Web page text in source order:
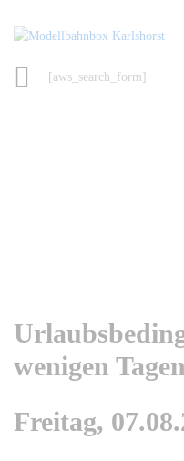
[aws_search_form]
wenigen
Freitag,